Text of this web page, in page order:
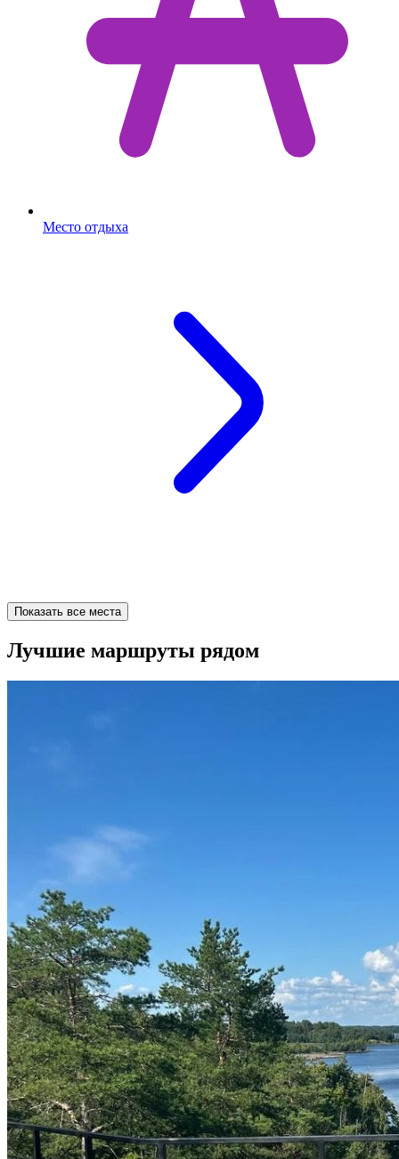
Место отдыха
Показать все места
Лучшие маршруты рядом